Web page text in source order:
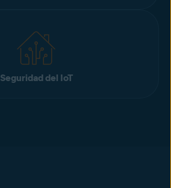
Seguridad del IoT